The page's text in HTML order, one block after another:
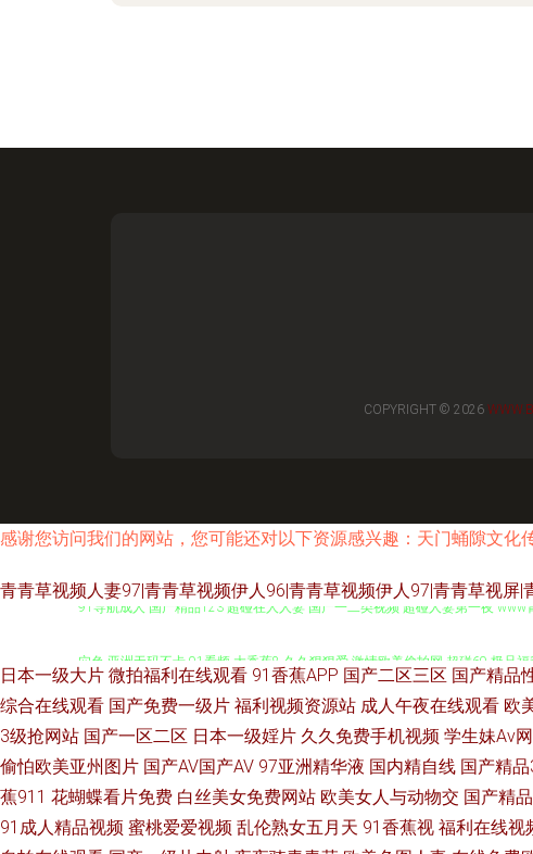
COPYRIGHT © 2026
感谢您访问我们的网站，您可能还对以下资源感兴趣：天门蛹隙文化
青青草视频人妻97|青青草视频伊人96|青青草视频伊人97|青青草视
91导航成人 国产精品123 超碰在人人妻 国产一二类视频 超碰人妻第一夜
洁小晶 国产区在线 激情内射欧美 另类综合图 欧美亚洲日韩成人 五月天三级
爱 午夜福利a毛片 欧美色资源 日韩色网络 肏屄超碰 久久精品福利导航 三级
日本一级大片 微拍福利在线观看 91香蕉APP 国产二区三区 国产精品
综合在线观看 国产免费一级片 福利视频资源站 成人午夜在线观看 欧
3级抢网站 国产一区二区 日本一级婬片 久久免费手机视频 学生妹Av
偷怕欧美亚州图片 国产AV国产AV 97亚洲精华液 国内精自线 国产精
蕉911 花蝴蝶看片免费 白丝美女免费网站 欧美女人与动物交 国产精
91成人精品视频 蜜桃爱爱视频 乱伦熟女五月天 91香蕉视 福利在线视